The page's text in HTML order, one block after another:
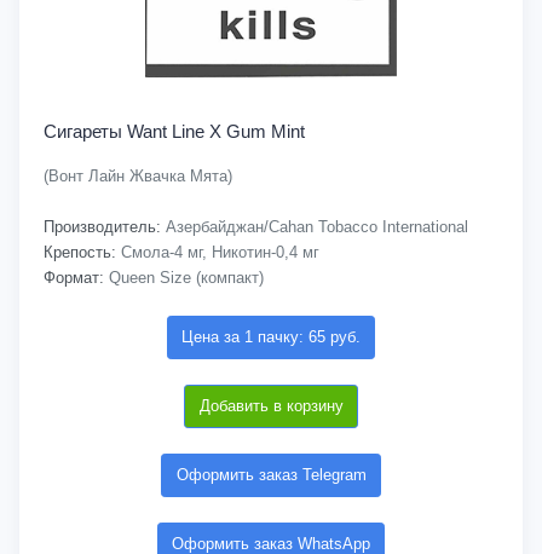
Сигареты Want Line X Gum Mint
(Вонт Лайн Жвачка Мята)
Производитель: Азербайджан/Cahan Tobacco International
Крепость: Смола-4 мг, Никотин-0,4 мг
Формат: Queen Size (компакт)
Цена за 1 пачку: 65 руб.
Добавить в корзину
Оформить заказ Telegram
Оформить заказ WhatsApp